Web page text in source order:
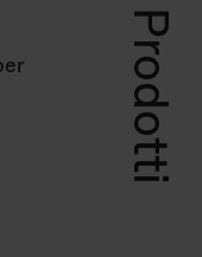
Prodotti